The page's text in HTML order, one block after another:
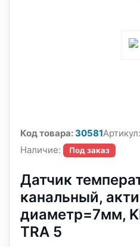
Код товара:30581Артикул:
Наличие:
Под заказ
Датчик
канальный,
диаметр=7мм,
TRA 5